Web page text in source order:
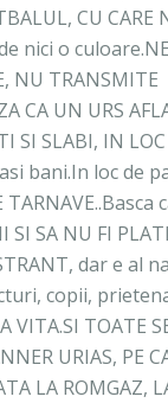
CU CARE
nici o
NU TRANSMITE
CA UN URS
SI SLABI, IN
bani.In loc de
SI SA NU FI
dar e al
copii,
VITA.SI TOATE
URIAS, PE
LA ROMGAZ,